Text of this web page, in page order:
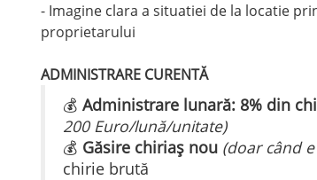
- Imagine clara a situatiei de la locatie
proprietarului
ADMINISTRARE CURENTĂ
💰 Administrare lunară: 8% din
200 Euro/lună/unitate)
💰 Găsire chiriaș nou (doar când
chirie brută